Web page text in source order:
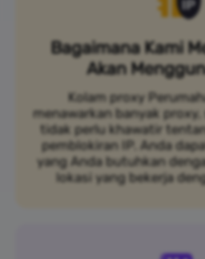
Bagaimana Kami
Akan
Kolam proxy
menawarkan banyak
tidak perlu khawatir
pemblokiran IP. Anda
yang Anda butuhkan
lokasi yang bekerja